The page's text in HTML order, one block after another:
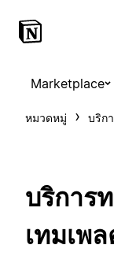
Marketplace
หมวดหมู่ บริก
บริการ
เทมเพ